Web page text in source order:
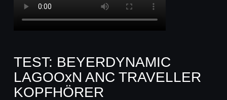
TEST: BEYERDYNAMIC
LAGOOxN ANC TRAVELLER
KOPFHÖRER